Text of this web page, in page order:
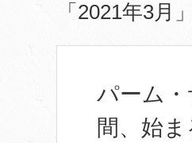
「2021年3月
パーム
間、始ま